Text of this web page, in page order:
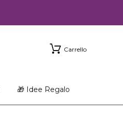
Carrello
🎁 Idee Regalo